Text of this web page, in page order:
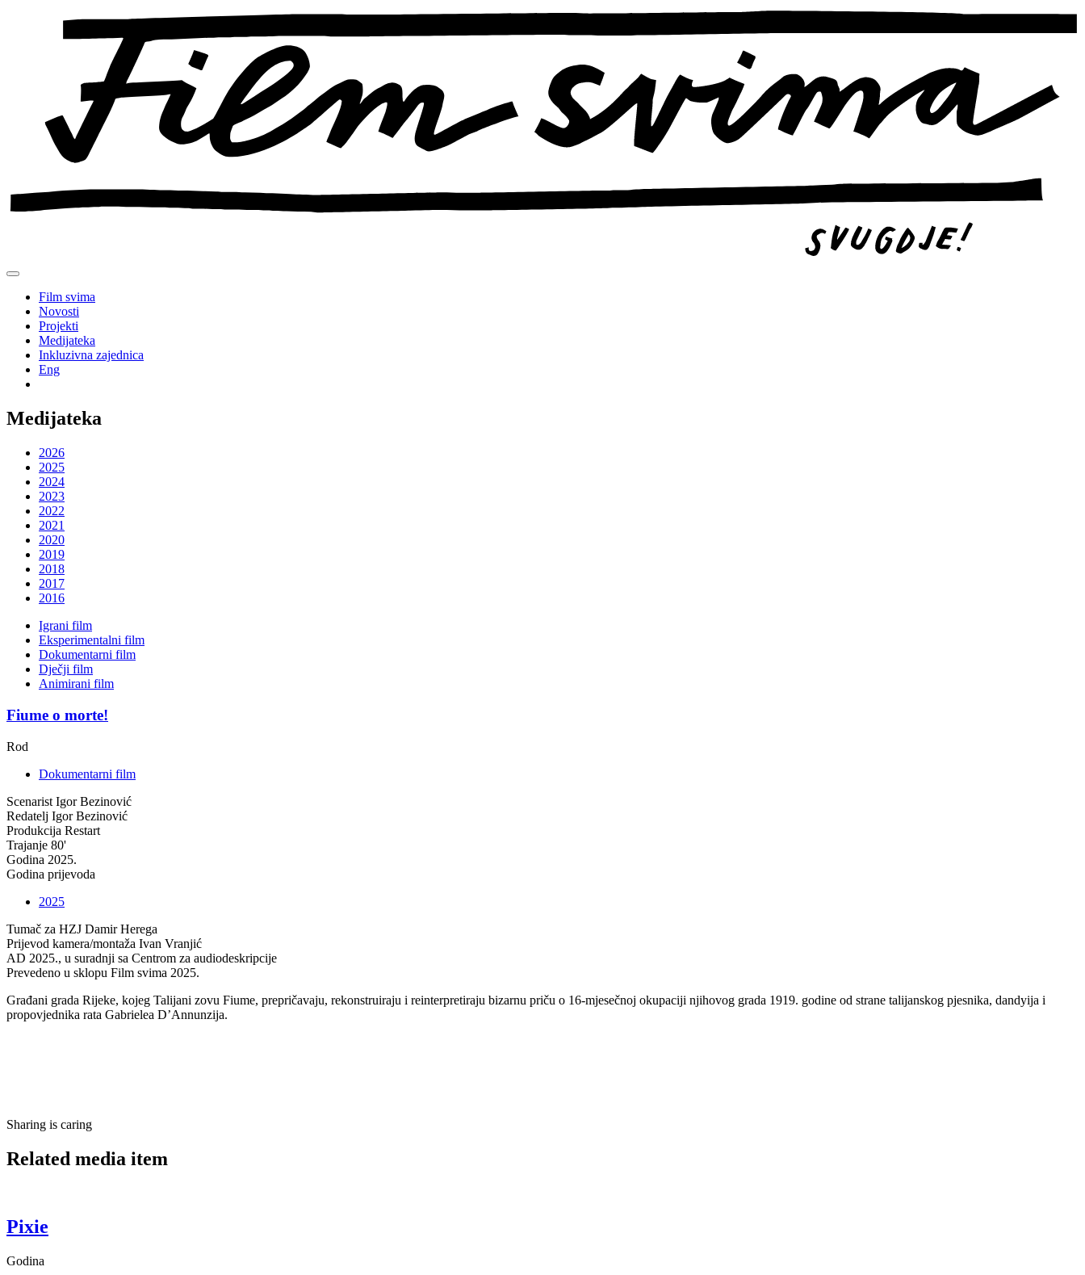
Film svima
Novosti
Projekti
Medijateka
Inkluzivna zajednica
Eng
Medijateka
2026
2025
2024
2023
2022
2021
2020
2019
2018
2017
2016
Igrani film
Eksperimentalni film
Dokumentarni film
Dječji film
Animirani film
Fiume o morte!
Rod
Dokumentarni film
Scenarist Igor Bezinović
Redatelj Igor Bezinović
Produkcija Restart
Trajanje 80'
Godina 2025.
Godina prijevoda
2025
Tumač za HZJ Damir Herega
Prijevod kamera/montaža Ivan Vranjić
AD 2025., u suradnji sa Centrom za audiodeskripcije
Prevedeno u sklopu Film svima 2025.
Građani grada Rijeke, kojeg Talijani zovu Fiume, prepričavaju, rekonstruiraju i reinterpretiraju bizarnu priču o 16-mjesečnoj okupaciji njihovog grada 1919. godine od strane talijanskog pjesnika, dandyija i
propovjednika rata Gabrielea D’Annunzija.
Sharing is caring
Related media item
Pixie
Godina